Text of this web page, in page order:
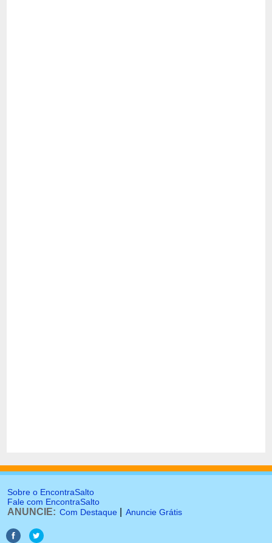
Sobre o EncontraSalto
Fale com EncontraSalto
ANUNCIE: Com Destaque Anuncie Grátis